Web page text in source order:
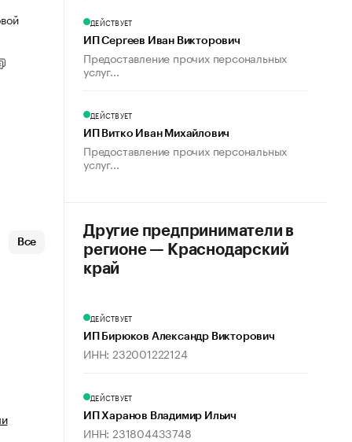
Все
ДЕЙСТВУЕТ
ИП Сергеев Иван Викторович
Предоставление прочих персональных
услуг...
ДЕЙСТВУЕТ
ИП Витко Иван Михайлович
Предоставление прочих персональных
услуг...
Другие предприниматели в
регионе — Краснодарский
край
ДЕЙСТВУЕТ
ИП Бирюков Александр Викторович
ИНН: 232001222124
ДЕЙСТВУЕТ
ИП Харанов Владимир Ильич
ИНН: 231804433748